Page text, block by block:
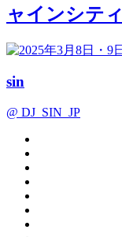
ャインシティ
sin
@ DJ_SIN_JP